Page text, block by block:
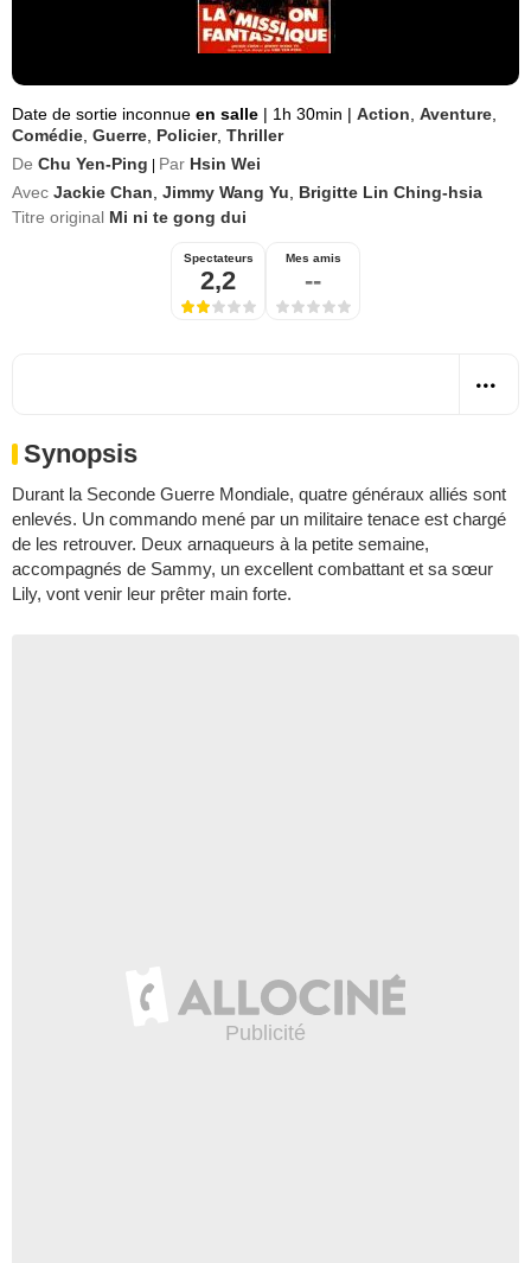
Date de sortie inconnue en salle | 1h 30min | Action Aventure
Comédie Guerre Policier, Thriller
De Chu Yen-Ping Par Hsin Wei
Avec Jackie Chan Jimmy Wang Yu
Brigitte Lin Ching-hsia
Titre original Mi ni te gong dui
Spectateurs
2,2
Mes amis
--
Synopsis
Durant la Seconde Guerre Mondiale, quatre généraux alliés sont
enlevés. Un commando mené par un militaire tenace est chargé
de les retrouver. Deux arnaqueurs à la petite semaine,
accompagnés de Sammy, un excellent combattant et sa sœur
Lily, vont venir leur prêter main forte.